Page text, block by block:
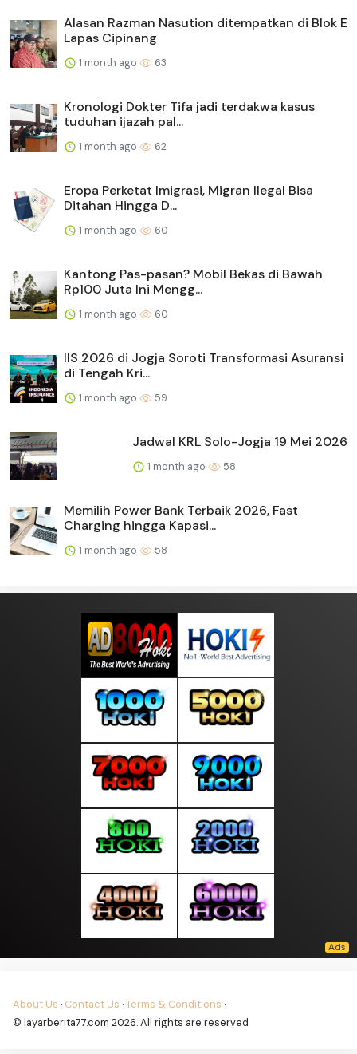
Alasan Razman Nasution ditempatkan di Blok E
Lapas Cipinang
1 month ago 63
Kronologi Dokter Tifa jadi terdakwa kasus
tuduhan ijazah pal...
1 month ago 62
Eropa Perketat Imigrasi, Migran Ilegal Bisa
Ditahan Hingga D...
1 month ago 60
Kantong Pas-pasan? Mobil Bekas di Bawah
Rp100 Juta Ini Mengg...
1 month ago 60
IIS 2026 di Jogja Soroti Transformasi Asuransi
di Tengah Kri...
1 month ago 59
Jadwal KRL Solo-Jogja 19 Mei 2026
1 month ago 58
Memilih Power Bank Terbaik 2026, Fast
Charging hingga Kapasi...
1 month ago 58
About Us · Contact Us ·Terms & Conditions ·
© layarberita77.com 2026. All rights are reserved